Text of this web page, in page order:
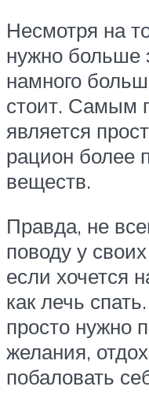
Несмотря на
нужно больше
намного
стоит. Самым
является
рацион более
веществ.
Правда, не
поводу у
если хочется
как лечь
просто нужно
желания,
побаловать